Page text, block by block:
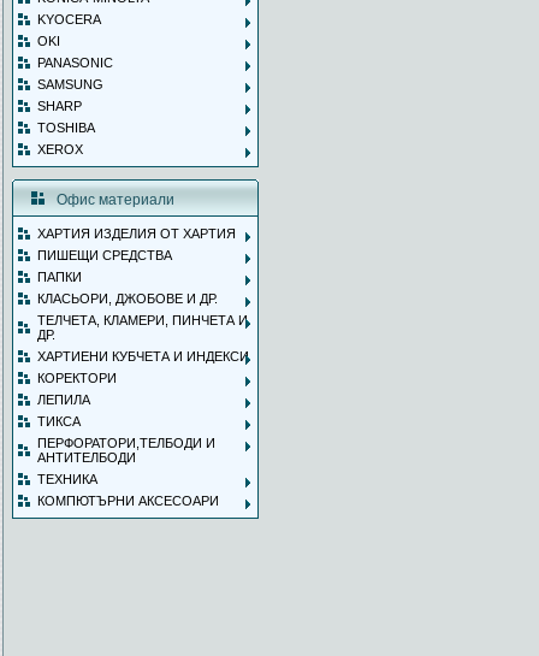
KYOCERA
OKI
PANASONIC
SAMSUNG
SHARP
TOSHIBA
XEROX
Офис материали
ХАРТИЯ ИЗДЕЛИЯ ОТ ХАРТИЯ
ПИШЕЩИ СРЕДСТВА
ПАПКИ
КЛАСЬОРИ, ДЖОБОВЕ И ДР.
ТЕЛЧЕТА, КЛАМЕРИ, ПИНЧЕТА И
ДР.
ХАРТИЕНИ КУБЧЕТА И ИНДЕКСИ
КОРЕКТОРИ
ЛЕПИЛА
ТИКСА
ПЕРФОРАТОРИ,ТЕЛБОДИ И
АНТИТЕЛБОДИ
ТЕХНИКА
КОМПЮТЪРНИ АКСЕСОАРИ